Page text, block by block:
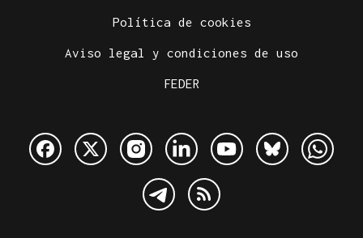
Política de cookies
Aviso legal y condiciones de uso
FEDER